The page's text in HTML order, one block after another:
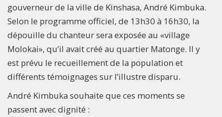
gouverneur de la ville de Kinshasa, André Kimbuka.
Selon le programme officiel, de 13h30 à 16h30, la
dépouille du chanteur sera exposée au «village
Molokai», qu’il avait créé au quartier Matonge. Il y
est prévu le recueillement de la population et
différents témoignages sur l’illustre disparu.
André Kimbuka souhaite que ces moments se
passent avec dignité :